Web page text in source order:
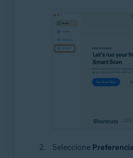
Seleccione